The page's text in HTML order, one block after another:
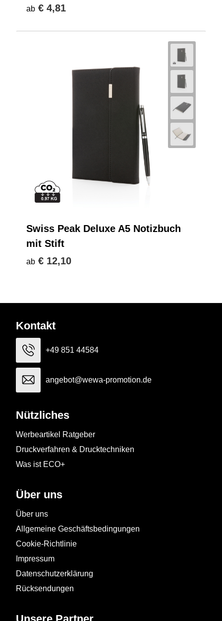
ab € 4,81
Swiss Peak Deluxe A5 Notizbuch
mit Stift
ab € 12,10
Kontakt
+49 851 44584
angebot@wewa-promotion.de
Nützliches
Werbeartikel Ratgeber
Druckverfahren & Drucktechniken
Was ist ECO+
Über uns
Über uns
Allgemeine Geschäftsbedingungen
Cookie-Richtlinie
Impressum
Datenschutzerklärung
Rücksendungen
Unsere Partner